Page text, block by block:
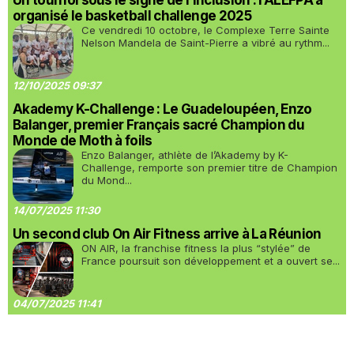
organisé le basketball challenge 2025
Ce vendredi 10 octobre, le Complexe Terre Sainte
Nelson Mandela de Saint-Pierre a vibré au rythm...
12/10/2025 09:37
Akademy K-Challenge : Le Guadeloupéen, Enzo
Balanger, premier Français sacré Champion du
Monde de Moth à foils
Enzo Balanger, athlète de l’Akademy by K-
Challenge, remporte son premier titre de Champion
du Mond...
14/07/2025 11:30
Un second club On Air Fitness arrive à La Réunion
ON AIR, la franchise fitness la plus “stylée” de
France poursuit son développement et a ouvert se...
04/07/2025 11:41